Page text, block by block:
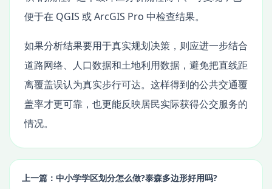
便于在 QGIS 或 ArcGIS Pro 中检查结果。
如果分析结果要用于真实规划决策，则应进一步结合
道路网络、人口数据和土地利用数据，避免把直线距
离覆盖误认为真实步行可达。这样得到的公共交通覆
盖率才更可靠，也更能反映居民实际获得公交服务的
情况。
上一篇：中小学学区划分怎么做?泰森多边形好用吗?